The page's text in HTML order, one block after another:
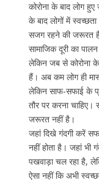
कोरोना के बाद लोग
के बाद लोगों में
सजग रहने की जरूरत
सामाजिक दूरी का
लेकिन जब से कोरोना
हैं। अब कम लोग ही
लेकिन साफ-सफाई के
तौर पर करना
जरूरत नहीं है।
जहां दिखे गंदगी करें
नहीं होता है। जहां
पखवाड़ा चल रहा है,
ऐसा नहीं कि अभी